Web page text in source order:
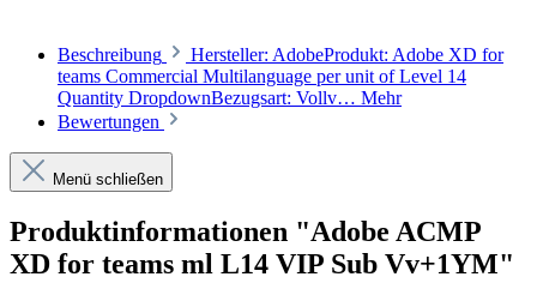
Beschreibung
Hersteller: AdobeProdukt: Adobe XD for
teams Commercial Multilanguage per unit of Level 14
Quantity DropdownBezugsart: Vollv… Mehr
Bewertungen
Menü schließen
Produktinformationen "Adobe ACMP
XD for teams ml L14 VIP Sub Vv+1YM"